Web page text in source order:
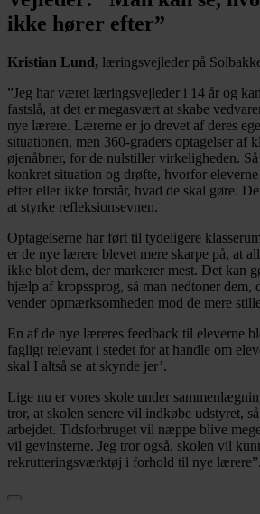
ikke hører efter”
Kristian Lund, læringsvejleder på
”Jeg har været læringsvejleder i 14 år og
fastslå, at det er megasvært at skabe
nye lærere. Lærerne er jo drevet af deres
situationen, men 360-graders optagelser af
øjenåbner, for de nulstiller virkeligheden.
konkret situation og drøfte, hvorfor
efter eller ikke forstår, hvad de skal gøre.
at styrke refleksionsevnen.
Optagelserne har ført til tydeligere
er de nye lærere blevet mere skarpe på, at
ikke blot dem, der markerer mest. Det kan
hjælp af kropssprog, så man nedtoner dem,
vender opmærksomheden mod de mere
En af de nye læreres feedback til eleverne
fagligt relevant i stedet for at handle om
skal I altså se at skynde jer’.
Lige nu er vores skole under
tror, at skolen senere vil indkøbe udstyret,
arbejdet. Tidsforbruget vil næppe blive
vil gevinsterne. Jeg tror også, skolen vil
rekrutteringsværktøj i forhold til nye lærere”.